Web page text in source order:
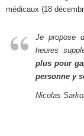
médicaux (18
Je propose
heures
plus pour
personne y
Nicolas